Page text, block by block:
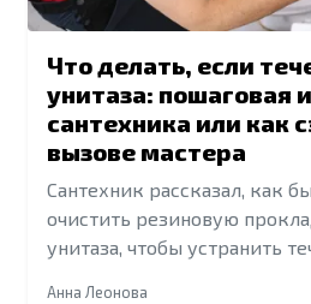
Что делать, если
унитаза: пошаговая
сантехника или как
вызове мастера
Сантехник рассказал, как
очистить резиновую
унитаза, чтобы устранить
Анна Леонова